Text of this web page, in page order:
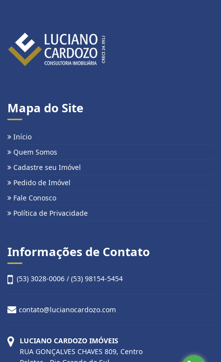
Mapa do Site
Início
Quem Somos
Cadastre seu Imóvel
Pedido de Imóvel
Fale Conosco
Política de Privacidade
Informações de Contato
(53) 3028-0006 / (53) 98154-5454
contato@lucianocardozo.com
LUCIANO CARDOZO IMÓVEIS
RUA GONÇALVES CHAVES 809, Centro